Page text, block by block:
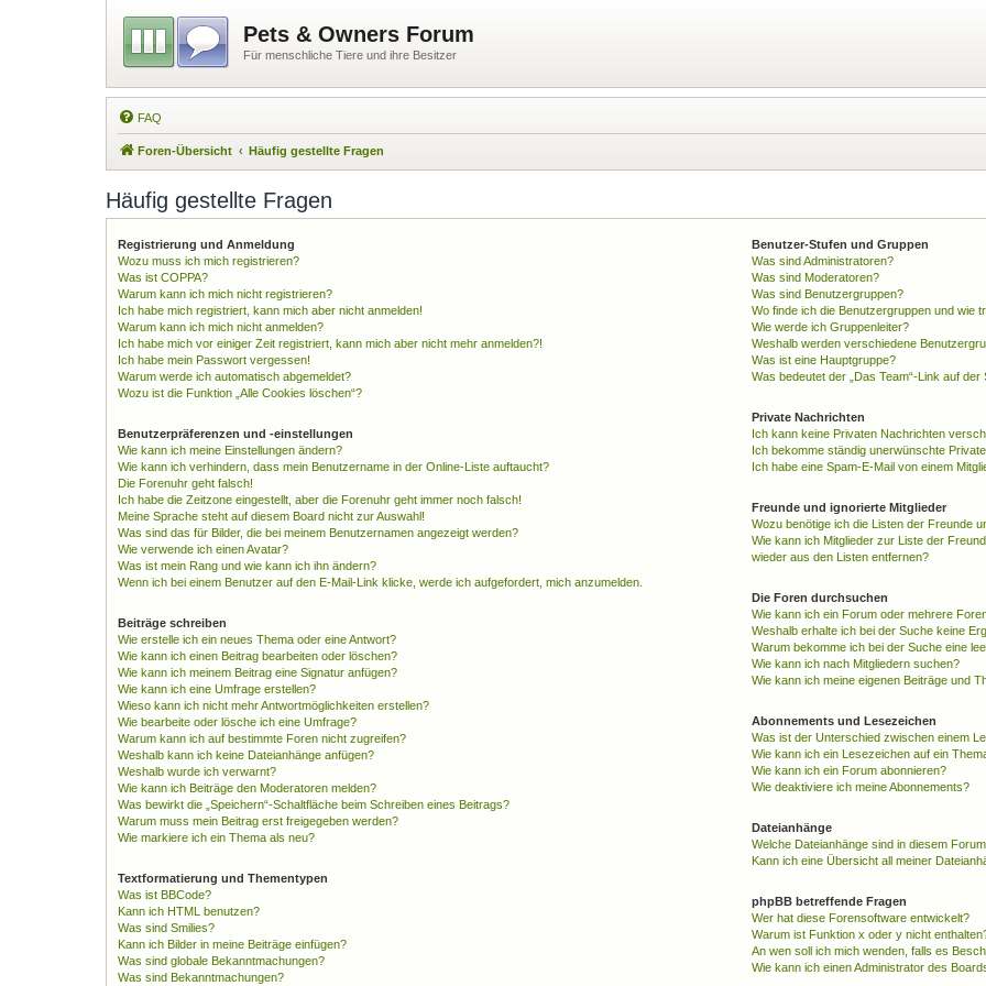
Pets & Owners Forum
Für menschliche Tiere und ihre Besitzer
FAQ
Foren-Übersicht Häufig gestellte Fragen
Häufig gestellte Fragen
Registrierung und Anmeldung
Wozu muss ich mich registrieren?
Was ist COPPA?
Warum kann ich mich nicht registrieren?
Ich habe mich registriert, kann mich aber nicht anmelden!
Warum kann ich mich nicht anmelden?
Ich habe mich vor einiger Zeit registriert, kann mich aber nicht mehr anmelden?!
Ich habe mein Passwort vergessen!
Warum werde ich automatisch abgemeldet?
Wozu ist die Funktion „Alle Cookies löschen“?
Benutzerpräferenzen und -einstellungen
Wie kann ich meine Einstellungen ändern?
Wie kann ich verhindern, dass mein Benutzername in der Online-Liste auftaucht?
Die Forenuhr geht falsch!
Ich habe die Zeitzone eingestellt, aber die Forenuhr geht immer noch falsch!
Meine Sprache steht auf diesem Board nicht zur Auswahl!
Was sind das für Bilder, die bei meinem Benutzernamen angezeigt werden?
Wie verwende ich einen Avatar?
Was ist mein Rang und wie kann ich ihn ändern?
Wenn ich bei einem Benutzer auf den E-Mail-Link klicke, werde ich aufgefordert, mich anzumelden.
Beiträge schreiben
Wie erstelle ich ein neues Thema oder eine Antwort?
Wie kann ich einen Beitrag bearbeiten oder löschen?
Wie kann ich meinem Beitrag eine Signatur anfügen?
Wie kann ich eine Umfrage erstellen?
Wieso kann ich nicht mehr Antwortmöglichkeiten erstellen?
Wie bearbeite oder lösche ich eine Umfrage?
Warum kann ich auf bestimmte Foren nicht zugreifen?
Weshalb kann ich keine Dateianhänge anfügen?
Weshalb wurde ich verwarnt?
Wie kann ich Beiträge den Moderatoren melden?
Was bewirkt die „Speichern“-Schaltfläche beim Schreiben eines Beitrags?
Warum muss mein Beitrag erst freigegeben werden?
Wie markiere ich ein Thema als neu?
Textformatierung und Thementypen
Was ist BBCode?
Kann ich HTML benutzen?
Was sind Smilies?
Kann ich Bilder in meine Beiträge einfügen?
Was sind globale Bekanntmachungen?
Was sind Bekanntmachungen?
Benutzer-Stufen und Gruppen
Was sind Administratoren?
Was sind Moderatoren?
Was sind Benutzergruppen?
Wo finde ich die Benutzergruppen und wie
Wie werde ich Gruppenleiter?
Weshalb werden verschiedene
Was ist eine Hauptgruppe?
Was bedeutet der „Das Team“-Link auf der
Private Nachrichten
Ich kann keine Privaten Nachrichten
Ich bekomme ständig unerwünschte
Ich habe eine Spam-E-Mail von einem
Freunde und ignorierte Mitglieder
Wozu benötige ich die Listen der Freunde
Wie kann ich Mitglieder zur Liste der
wieder aus den Listen entfernen?
Die Foren durchsuchen
Wie kann ich ein Forum oder mehrere
Weshalb erhalte ich bei der Suche keine
Warum bekomme ich bei der Suche eine
Wie kann ich nach Mitgliedern suchen?
Wie kann ich meine eigenen Beiträge und
Abonnements und Lesezeichen
Was ist der Unterschied zwischen einem
Wie kann ich ein Lesezeichen auf ein
Wie kann ich ein Forum abonnieren?
Wie deaktiviere ich meine Abonnements?
Dateianhänge
Welche Dateianhänge sind in diesem
Kann ich eine Übersicht all meiner
phpBB betreffende Fragen
Wer hat diese Forensoftware entwickelt?
Warum ist Funktion x oder y nicht
An wen soll ich mich wenden, falls es
Wie kann ich einen Administrator des